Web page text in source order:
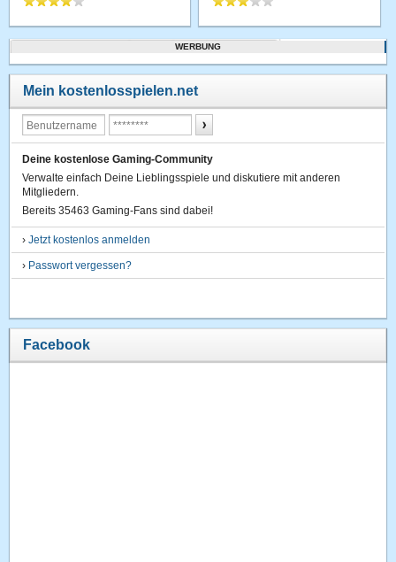
WERBUNG
Mein kostenlosspielen.net
Deine kostenlose Gaming-Community
Verwalte einfach Deine Lieblingsspiele und diskutiere mit anderen
Mitgliedern.
Bereits 35463 Gaming-Fans sind dabei!
›Jetzt kostenlos anmelden
› Passwort vergessen?
Facebook